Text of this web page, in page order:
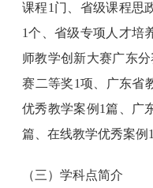
课程1门、省级课程思
1个、省级专项人才培
师教学创新大赛广东
赛二等奖1项、广东省
优秀教学案例1篇、广
篇、在线教学优秀案例1
（三）学科点简介